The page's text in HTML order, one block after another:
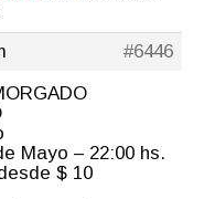
#6446
Mayo – 22:00 hs.
$ 10